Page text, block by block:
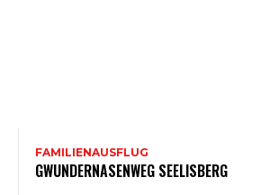
FAMILIENAUSFLUG
GWUNDERNASENWEG SEELISBERG